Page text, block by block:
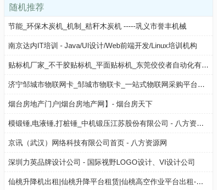
随机推荐
节能_环保木炭机_机制_秸秆木炭机 -----巩义市誉丰机械
南京达内IT培训 - Java/UI设计/Web前端开发/Linux培训机构
贴标机厂家_不干胶贴标机_平面贴标机_东莞佼佼者自动化有限公司
济宁邹城市物联网卡_邹城市物联卡_一站式物联网采购平台【物联卡商城】
烟台房地产门户|烟台房地产网】- 烟台房天下
模锻锤,电液锤,打桩锤_中机锻压江苏股份有限公司 - 八方资源网
京讯（武汉）网络科技有限公司首页 - 八方资源网
深圳力英品牌设计公司 - 国际视野LOGO设计、VI设计公司
仙桃升降机出租|仙桃升降平台租赁|仙桃高空作业平台出租-仙桃升降机租赁网